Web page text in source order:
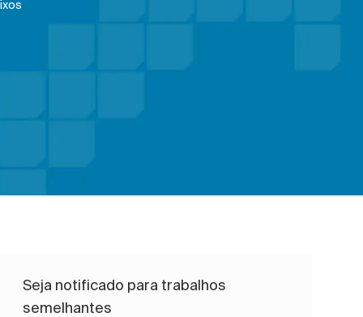
Seja notificado para trabalhos
semelhantes